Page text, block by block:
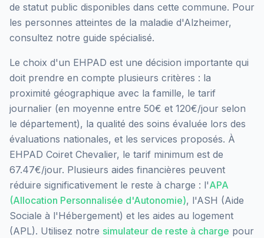
de statut public disponibles dans cette commune. Pour
les personnes atteintes de la maladie d'Alzheimer,
consultez notre guide spécialisé.
Le choix d'un EHPAD est une décision importante qui
doit prendre en compte plusieurs critères : la
proximité géographique avec la famille, le tarif
journalier (en moyenne entre 50€ et 120€/jour selon
le département), la qualité des soins évaluée lors des
évaluations nationales, et les services proposés. À
EHPAD Coiret Chevalier, le tarif minimum est de
67.47€/jour. Plusieurs aides financières peuvent
réduire significativement le reste à charge : l'APA
(Allocation Personnalisée d'Autonomie), l'ASH (Aide
Sociale à l'Hébergement) et les aides au logement
(APL). Utilisez notre simulateur de reste à charge pour